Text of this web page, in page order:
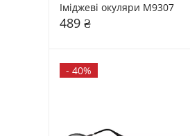
Іміджеві окуляри М9307
489 ₴
- 40%